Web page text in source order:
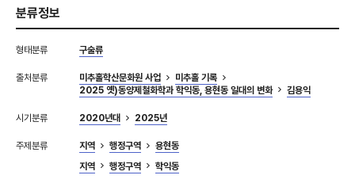
분류정보
형태분류 구술류
출처분류 미추홀학산문화원 사업
미추홀 기록
2025 옛)동양제철화학과 학익동, 용현동 일대의 변화
김용익
시기분류 2020년대 2025년
주제분류 지역 행정구역
용현동
지역
행정구역
학익동